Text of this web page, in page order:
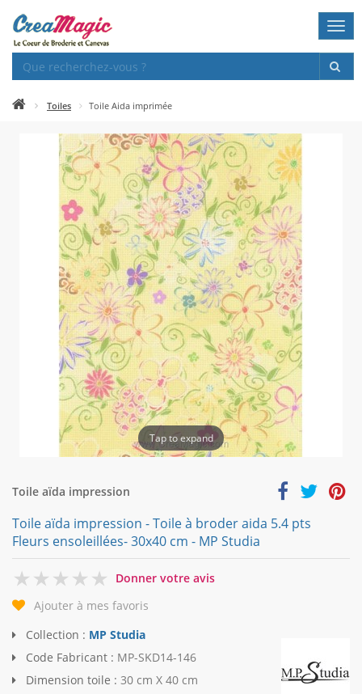
Toiles Toile Aida imprimée
Tap to expand
Toile aïda impression
Toile aïda impression - Toile à broder aida 5.4 pts
Fleurs ensoleillées- 30x40 cm - MP Studia
0
Donner votre avis
Ajouter à mes favoris
Collection : MP Studia
Code Fabricant : MP-SKD14-146
Dimension toile : 30 cm X 40 cm